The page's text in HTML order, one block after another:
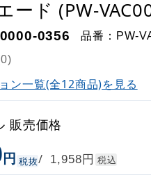
ード (PW-
0356 品番： PW-
)
ン一覧(全12商品)を見る
販売価格
円 税抜/ 1,958円 税込